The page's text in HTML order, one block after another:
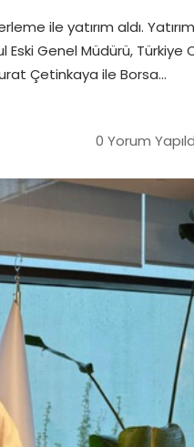
ile yatırım aldı.
Genel Müdürü, Türkiye
Çetinkaya ile Borsa…
0 Yorum